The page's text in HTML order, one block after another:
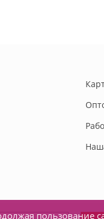
пользование